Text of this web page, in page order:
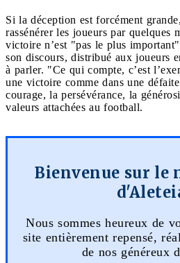
Si la déception est forcément
rassénérer les joueurs par quelques
victoire n’est "pas le plus
son discours, distribué aux joueurs
à parler. "Ce qui compte, c’est
une victoire comme dans une
courage, la persévérance, la
valeurs attachées au football.
Bienvenue sur le
Nous sommes heureux de
site entièrement repensé,
de nos généreux